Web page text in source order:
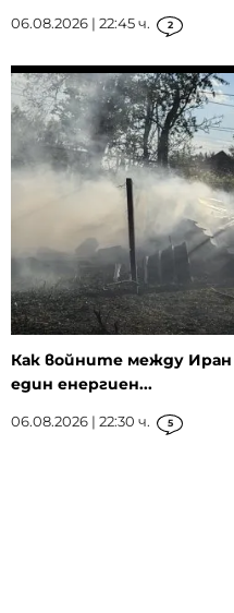
06.08.2026 | 22:45 ч. 2
Как войните между Иран
един енергиен...
06.08.2026 | 22:30 ч. 5